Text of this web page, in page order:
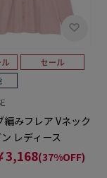
編みフレア Vネック
レディース
3,168(37%OFF)